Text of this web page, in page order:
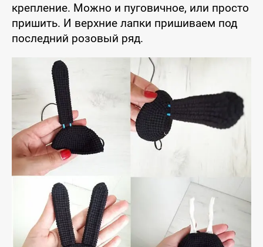
крепление. Можно и пуговичное, или просто
пришить. И верхние лапки пришиваем под
последний розовый ряд.